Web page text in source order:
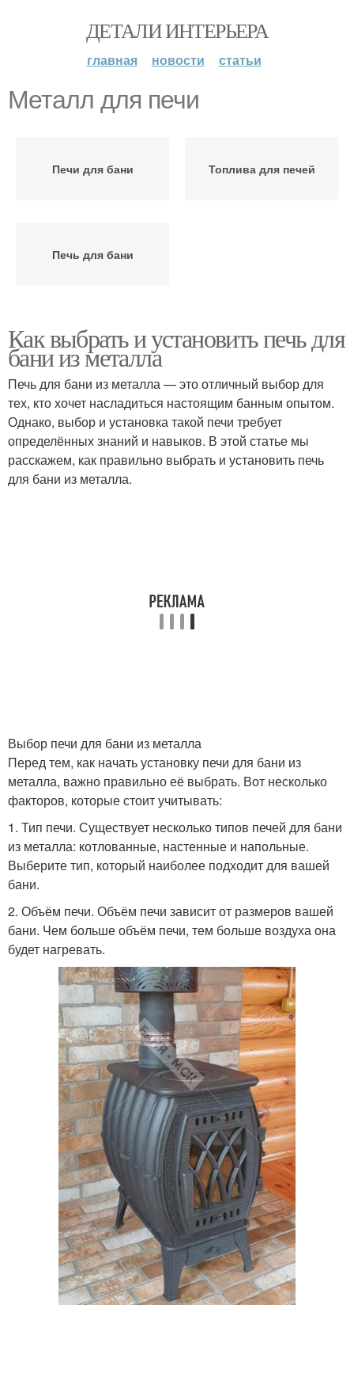
ДЕТАЛИ ИНТЕРЬЕРА
главная новости статьи
Металл для печи
Печи для бани Топлива для печей
Печь для бани
Как выбрать и установить печь для
бани из металла
Печь для бани из металла — это отличный выбор для
тех, кто хочет насладиться настоящим банным опытом.
Однако, выбор и установка такой печи требует
определённых знаний и навыков. В этой статье мы
расскажем, как правильно выбрать и установить печь
для бани из металла.
Выбор печи для бани из металла
Перед тем, как начать установку печи для бани из
металла, важно правильно её выбрать. Вот несколько
факторов, которые стоит учитывать:
1. Тип печи. Существует несколько типов печей для бани
из металла: котлованные, настенные и напольные.
Выберите тип, который наиболее подходит для вашей
бани.
2. Объём печи. Объём печи зависит от размеров вашей
бани. Чем больше объём печи, тем больше воздуха она
будет нагревать.